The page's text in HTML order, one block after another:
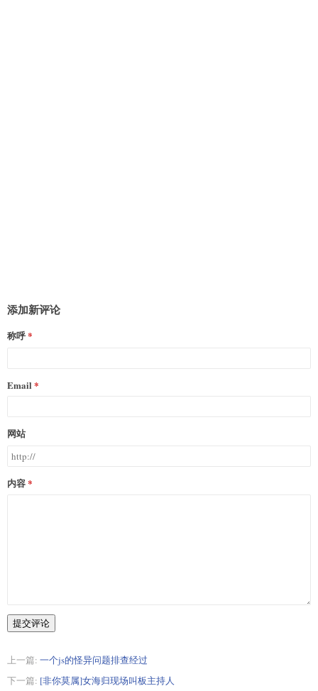
添加新评论
称呼
Email
网站
内容
提交评论
上一篇: 一个js的怪异问题排查经过
下一篇: [非你莫属]女海归现场叫板主持人